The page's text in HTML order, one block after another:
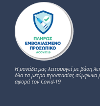
Η μονάδα μας λειτουργεί με βάση
όλα τα μέτρα προστασίας σύμφωνα
αφορά τον Covid-19